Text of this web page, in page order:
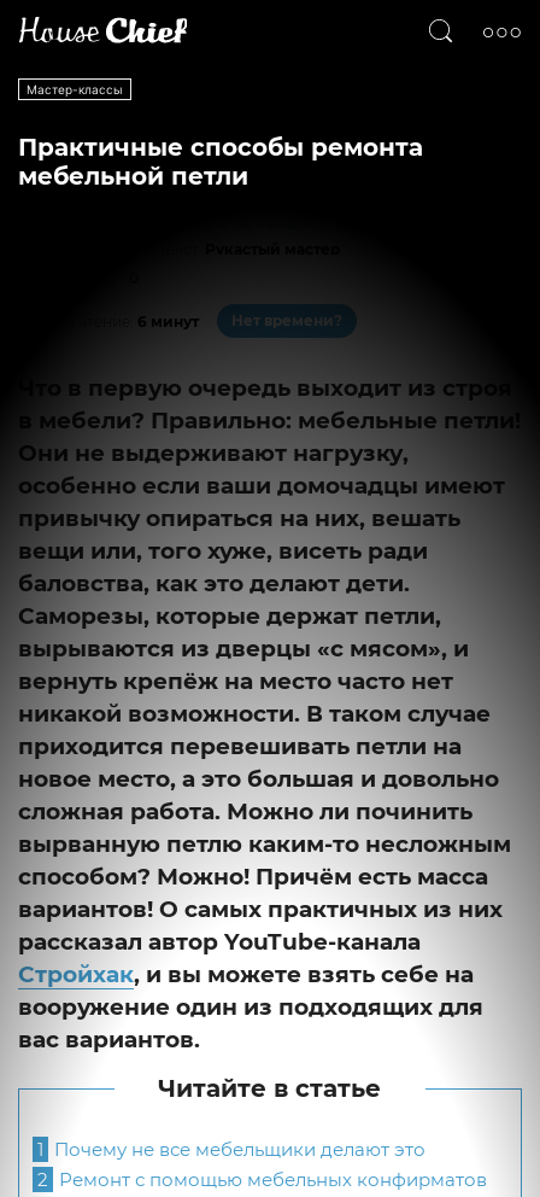
Мастер-классы
Практичные способы ремонта
мебельной петли
6 минут Нет времени?
Что в первую очередь выходит из строя
в мебели? Правильно: мебельные петли!
Они не выдерживают нагрузку,
особенно если ваши домочадцы имеют
привычку опираться на них, вешать
вещи или, того хуже, висеть ради
баловства, как это делают дети.
Саморезы, которые держат петли,
вырываются из дверцы «с мясом», и
вернуть крепёж на место часто нет
никакой возможности. В таком случае
приходится перевешивать петли на
новое место, а это большая и довольно
сложная работа. Можно ли починить
вырванную петлю каким-то несложным
способом? Можно! Причём есть масса
вариантов! О самых практичных из них
рассказал автор YouTube-канала
Стройхак, и вы можете взять себе на
вооружение один из подходящих для
вас вариантов.
Читайте в статье
1 Почему не все мебельщики делают это
2 Ремонт с помощью мебельных конфирматов